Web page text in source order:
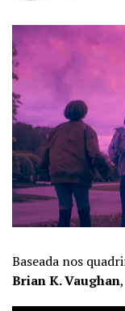
Baseada nos
Brian K. Vaughan,